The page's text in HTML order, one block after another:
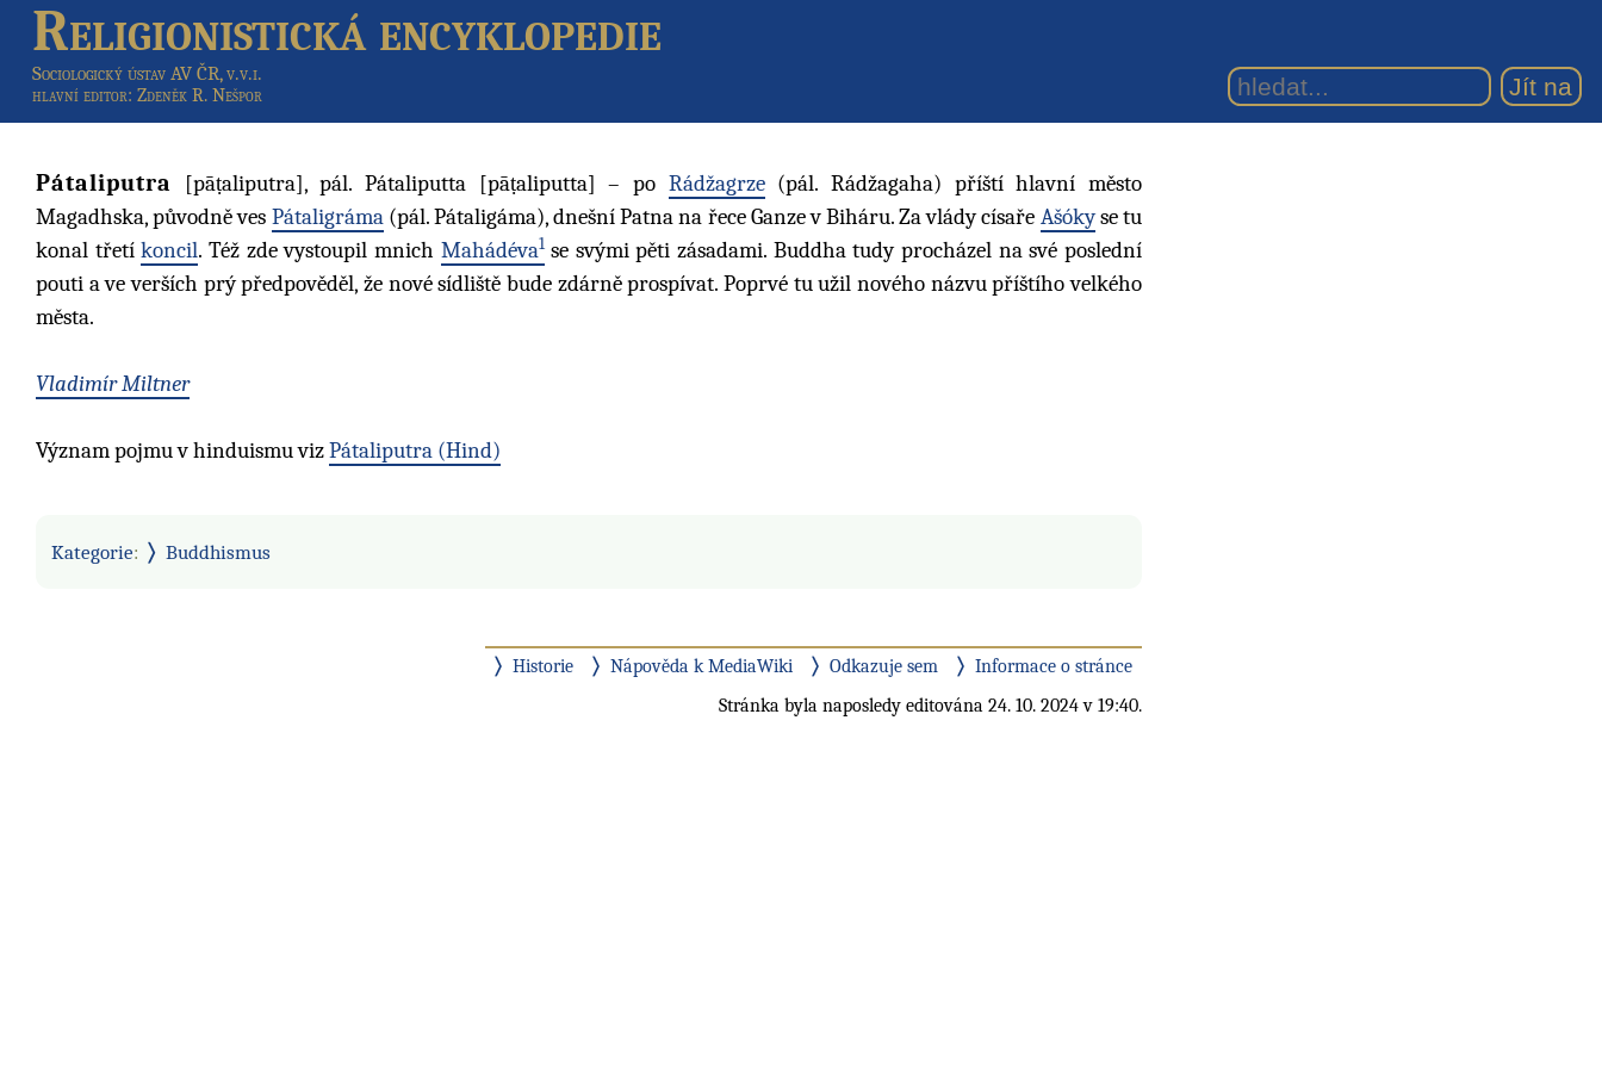
Religionistická encyklopedie
Sociologický ústav AV ČR, v.v.i.
hlavní editor: Zdeněk R. Nešpor
Pátaliputra [pāṭaliputra], pál. Pátaliputta [pāṭaliputta] – po Rádžagrze(pál. Rádžagaha) příští hlavní město
Magadhska, původně ves Pátaligráma(pál. Pátaligáma), dnešní Patna na řece Ganze v Biháru. Za vlády císaře Ašókyse tu
konal třetíkoncil. Též zde vystoupil mnich Mahádéva1se svými pěti zásadami. Buddha tudy procházel na své poslední
pouti a ve verších prý předpověděl, že nové sídliště bude zdárně prospívat. Poprvé tu užil nového názvu příštího velkého
města.
Vladimír Miltner
Význam pojmu v hinduismu vizPátaliputra (Hind)
Kategorie: Buddhismus
Historie Nápověda k MediaWiki Odkazuje sem
Informace o stránce
Stránka byla naposledy editována 24. 10. 2024 v 19:40.